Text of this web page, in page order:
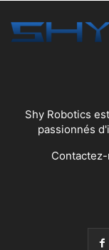
Shy Robotics
passionnés